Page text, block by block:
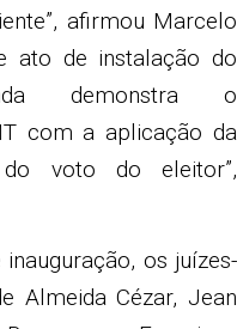
afirmou Marcelo
ato de instalação do
demonstra o
com a aplicação da
voto do eleitor”,
os juízes-
Almeida Cézar, Jean